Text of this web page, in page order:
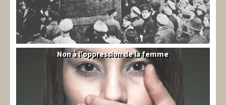
Syrie
Non à l'oppression de la femme